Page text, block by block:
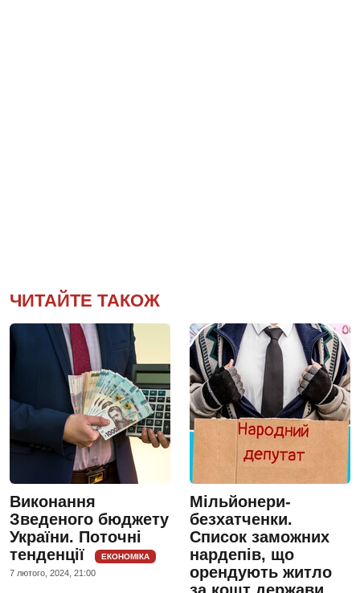
ЧИТАЙТЕ ТАКОЖ
Виконання
Зведеного бюджету
України. Поточні
тенденції
ЕКОНОМІКА
7 лютого, 2024, 21:00
Мільйонери-
безхатченки.
Список заможних
нардепів, що
орендують житло